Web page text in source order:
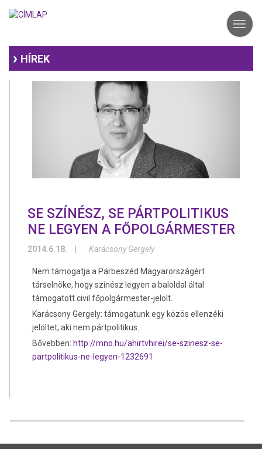
HÍREK
SE SZÍNÉSZ, SE PÁRTPOLITIKUS
NE LEGYEN A FŐPOLGÁRMESTER
2014.6.18. Karácsony Gergely
Nem támogatja a Párbeszéd Magyarországért
társelnöke, hogy színész legyen a baloldal által
támogatott civil főpolgármester-jelölt.
Karácsony Gergely: támogatunk egy közös ellenzéki
jelöltet, aki nem pártpolitikus.
Bővebben: http://mno.hu/ahirtvhirei/se-szinesz-se-
partpolitikus-ne-legyen-1232691